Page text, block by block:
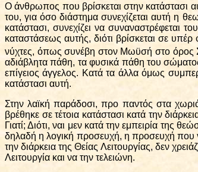
Ο άνθρωπος που βρίσκεται στην κατάστασι
του, για όσο διάστημα συνεχίζεται αυτή η
κατάστασι, συνεχίζει να συναναστρέφεται
καταστάσεως αυτής, διότι βρίσκεται σε
νύχτες, όπως συνέβη στον Μωϋσή στο όρος
αδιάβλητα πάθη, τα φυσικά πάθη του
επίγειος άγγελος. Κατά τα άλλα όμως
κατάστασι αυτή.
Στην λαϊκή παράδοσι, προ παντός στα
βρέθηκε σε τέτοια κατάστασι κατά την
Γιατί; Διότι, ναι μεν κατά την εμπειρία της
δηλαδή η λογική προσευχή, η προσευχή που
την διάρκεια της Θείας Λειτουργίας, δεν
Λειτουργία και να την τελειώνη.